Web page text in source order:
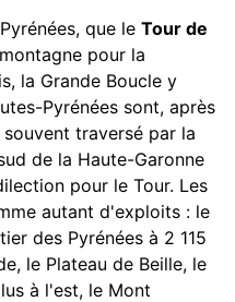
que le Tour de
pour la
la Grande Boucle y
Pyrénées sont, après
traversé par la
de la Haute-Garonne
pour le Tour. Les
autant d'exploits : le
des Pyrénées à 2 115
le Plateau de Beille, le
à l'est, le Mont